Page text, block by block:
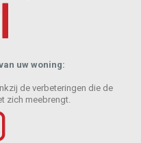
uw woning:
de verbeteringen die de
zich meebrengt.